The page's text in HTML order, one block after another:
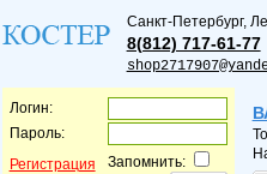
Санкт-Петербург,
8(812) 717-61-77
Логин:
Пароль:
Регистрация
Запомнить: